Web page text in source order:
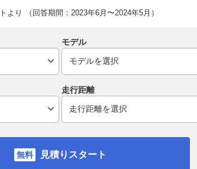
り （回答期間：2023年6月〜2024年5月）
モデル
走行距離
見積りスタート